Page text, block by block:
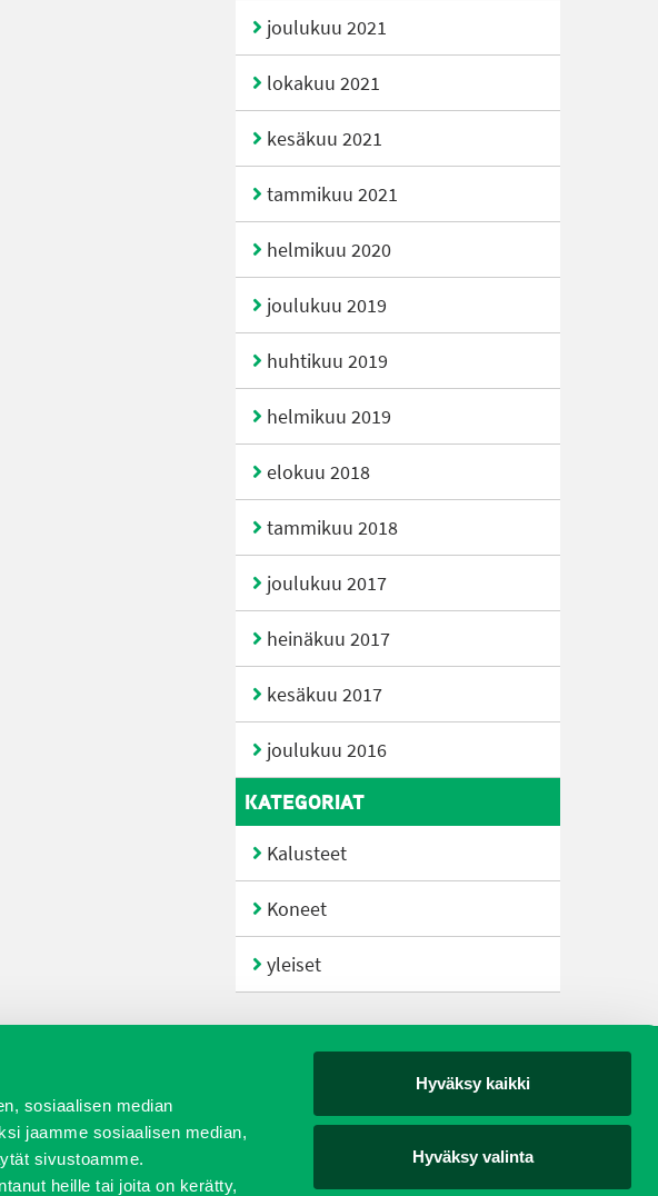
sosiaalisen median
jaamme sosiaalisen median,
sivustoamme.
heille tai joita on kerätty,
Hyväksy kaikki
Hyväksy valinta
joulukuu 2021
lokakuu 2021
kesäkuu 2021
tammikuu 2021
helmikuu 2020
joulukuu 2019
huhtikuu 2019
helmikuu 2019
elokuu 2018
tammikuu 2018
joulukuu 2017
heinäkuu 2017
kesäkuu 2017
joulukuu 2016
KATEGORIAT
Kalusteet
Koneet
yleiset
Jälleenmyyjät